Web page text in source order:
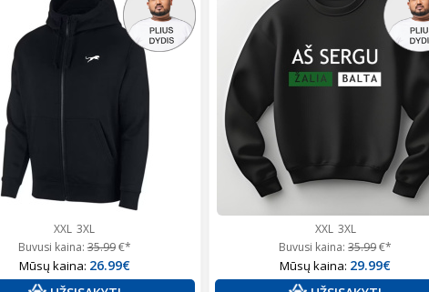
XXL 3XL
Buvusi kaina:35.99€*
Mūsų kaina: 26.99€
XXL 3XL
Buvusi kaina:35.99€*
Mūsų kaina: 29.99€